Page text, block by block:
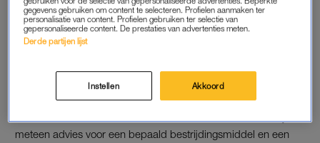
We gaan even vergelijken met het echte leven. De
moedermaffia op het schoolplein…
een luizenmoeder die zichzelf echt zo noemde en haar taak
erg serieus nam. Voor elke klas maakte zij een Excel-schema
meteen advies voor een bepaald bestrijdingsmiddel en een
gegevens gebruiken om content te selecteren. Profielen aanmaken ter
personalisatie van content. Profielen gebruiken ter selectie van
gepersonaliseerde content. De prestaties van advertenties meten.
Derde partijen lijst
Instellen Akkoord